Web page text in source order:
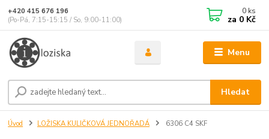
Menu
Hledat
+420 415 676 196
(Po-Pá, 7:15-15:15 / So, 9:00-11:00)
0 ks
za 0 Kč
Úvod LOŽISKA KULIČKOVÁ JEDNOŘADÁ 6306 C4 SKF